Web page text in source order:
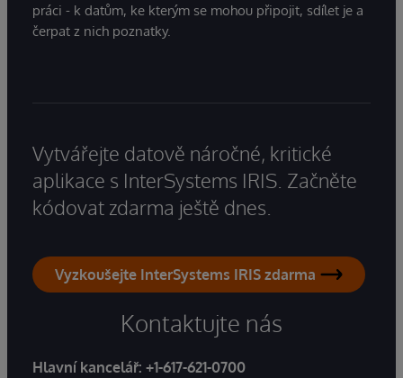
práci - k datům, ke kterým se mohou připojit, sdílet je a
čerpat z nich poznatky.
Vytvářejte datově náročné, kritické
aplikace s InterSystems IRIS. Začněte
kódovat zdarma ještě dnes.
Vyzkoušejte InterSystems IRIS zdarma
Kontaktujte nás
Hlavní kancelář: +1-617-621-0700